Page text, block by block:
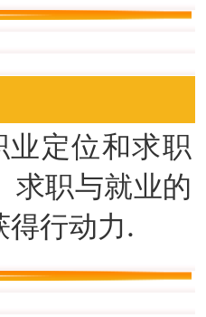
定位和求职
求职与就业的
得行动力.